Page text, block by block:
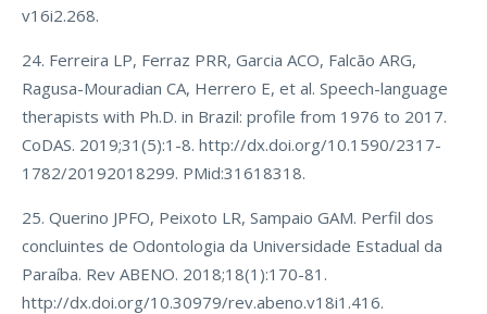
v16i2.268.
24. Ferreira LP, Ferraz PRR, Garcia ACO, Falcão ARG,
Ragusa-Mouradian CA, Herrero E, et al. Speech-language
therapists with Ph.D. in Brazil: profile from 1976 to 2017.
CoDAS. 2019;31(5):1-8. http://dx.doi.org/10.1590/2317-
1782/20192018299. PMid:31618318.
25. Querino JPFO, Peixoto LR, Sampaio GAM. Perfil dos
concluintes de Odontologia da Universidade Estadual da
Paraíba. Rev ABENO. 2018;18(1):170-81.
http://dx.doi.org/10.30979/rev.abeno.v18i1.416.